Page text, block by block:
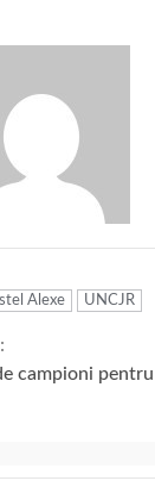
Alexe UNCJR
campioni